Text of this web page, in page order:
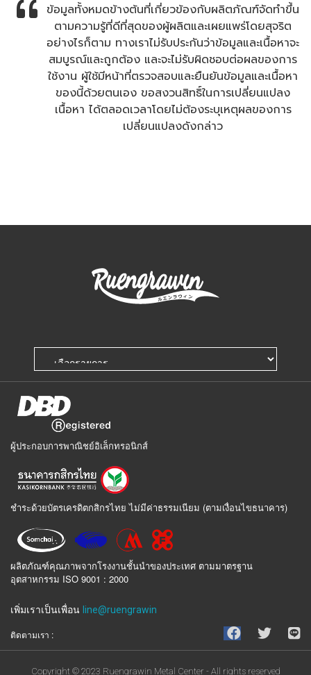
ข้อมูลทั้งหมดข้างต้นที่เกี่ยวข้องกับผลิตภัณฑ์จัดทำขึ้น
ตามความรู้ที่ดีที่สุดของผู้ผลิตและเผยแพร่โดยสุจริต
อย่างไรก็ตาม ทางเราไม่รับประกันว่าข้อมูลและเนื้อหาจะ
สมบูรณ์และถูกต้อง และจะไม่รับผิดชอบต่อผลของการ
ใช้งาน ผู้ใช้มีหน้าที่ตรวจสอบและยืนยันข้อมูลและเนื้อหา
ของนี้ด้วยตนเอง ขอสงวนสิทธิ์ในการเปลี่ยนแปลง
เนื้อหา ได้ตลอดเวลาโดยไม่ต้องระบุเหตุผลของการ
เปลี่ยนแปลงดังกล่าว
ผู้ประกอบการพาณิชย์อิเล็กทรอนิกส์
ชำระด้วยบัตรเครดิตกสิกรไทย ไม่มีค่าธรรมเนียม (ตามเงื่อนไขธนาคาร)
ผลิตภัณฑ์คุณภาพจากโรงงานชั้นนำของประเทศ ตามมาตรฐาน
อุตสาหกรรม ISO 9001 : 2000
เพิ่มเราเป็นเพื่อน line@ruengrawin
ติดตามเรา :
Copyright © 2023 Ruengrawin Metal Center - All rights reserved